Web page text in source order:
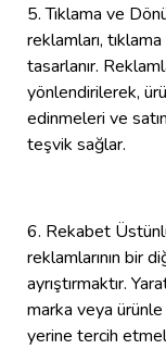
5. Tıklama ve
reklamları,
tasarlanır.
yönlendirilerek,
edinmeleri ve
teşvik sağlar.
6. Rekabet
reklamlarının bir
ayrıştırmaktır.
marka veya
yerine tercih